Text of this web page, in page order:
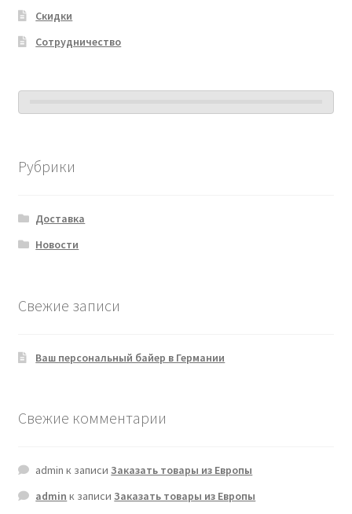
Скидки
Сотрудничество
Рубрики
Доставка
Новости
Свежие записи
Ваш персональный байер в Германии
Свежие комментарии
admin к записиЗаказать товары из Европы
admin к записиЗаказать товары из Европы